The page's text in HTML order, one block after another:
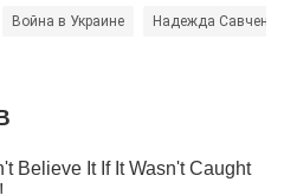
Война в Украине Надежда Савченко